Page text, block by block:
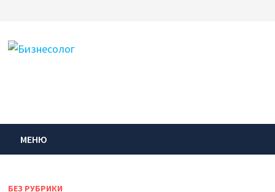
содержимому
МЕНЮ
БЕЗ РУБРИКИ